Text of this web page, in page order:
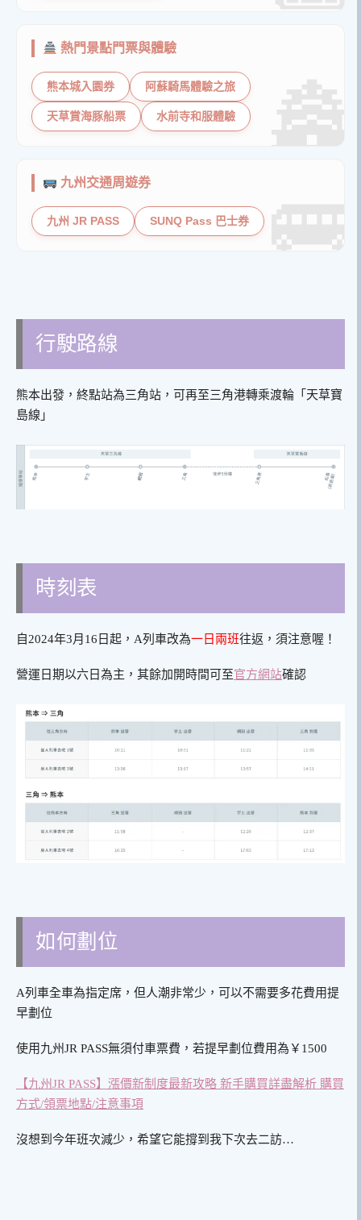
熱門景點門票與體驗
熊本城入園券 阿蘇騎馬體驗之旅
天草賞海豚船票 水前寺和服體驗
九州交通周遊券
九州 JR PASS SUNQ Pass 巴士券
行駛路線
熊本出發，終點站為三角站，可再至三角港轉乘渡輪「天草寶
島線」
時刻表
自2024年3月16日起，A列車改為一日兩班往返，須注意喔！
營運日期以六日為主，其餘加開時間可至官方網站確認
如何劃位
A列車全車為指定席，但人潮非常少，可以不需要多花費用提
早劃位
使用九州JR PASS無須付車票費，若提早劃位費用為￥1500
【九州JR PASS】漲價新制度最新攻略 新手購買詳盡解析 購買
方式/領票地點/注意事項
沒想到今年班次減少，希望它能撐到我下次去二訪…